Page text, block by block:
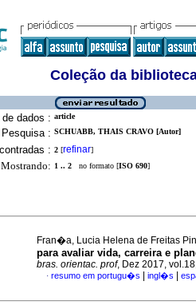
Coleção da
de dados : article
Pesquisa : SCHUABB, THAIS CRAVO [Autor]
: 2 [refinar]
Mostrando: 1 .. 2 no formato [ISO 690]
Fran�a, Lucia Helena de Freitas
para avaliar vida, carreira e
bras. orientac. prof, Dez 2017,
· resumo em portugu�s ingl�s